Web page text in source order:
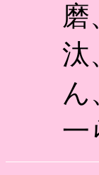
磨
汰
ん
一